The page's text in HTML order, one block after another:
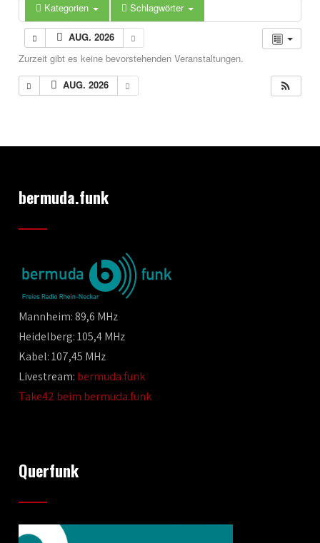
Kategorien Schlagwörter
AUG. 2026
Zurzeit gibt es keine bevorstehenden Veranstaltungen.
AUG. 2026
bermuda.funk
Mannheim: 89,6 MHz
Heidelberg: 105,4 MHz
Kabel: 107,45 MHz
Livestream: bermuda.funk
Take42 beim bermuda.funk
Querfunk